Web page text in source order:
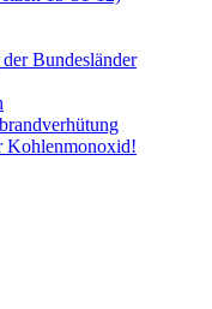
Bundesländer
Kohlenmonoxid!